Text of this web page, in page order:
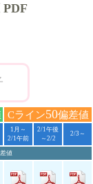
PDF
Cライン50偏差値
1月～
2/1午前
2/1午後
～2/2
2/3～
値